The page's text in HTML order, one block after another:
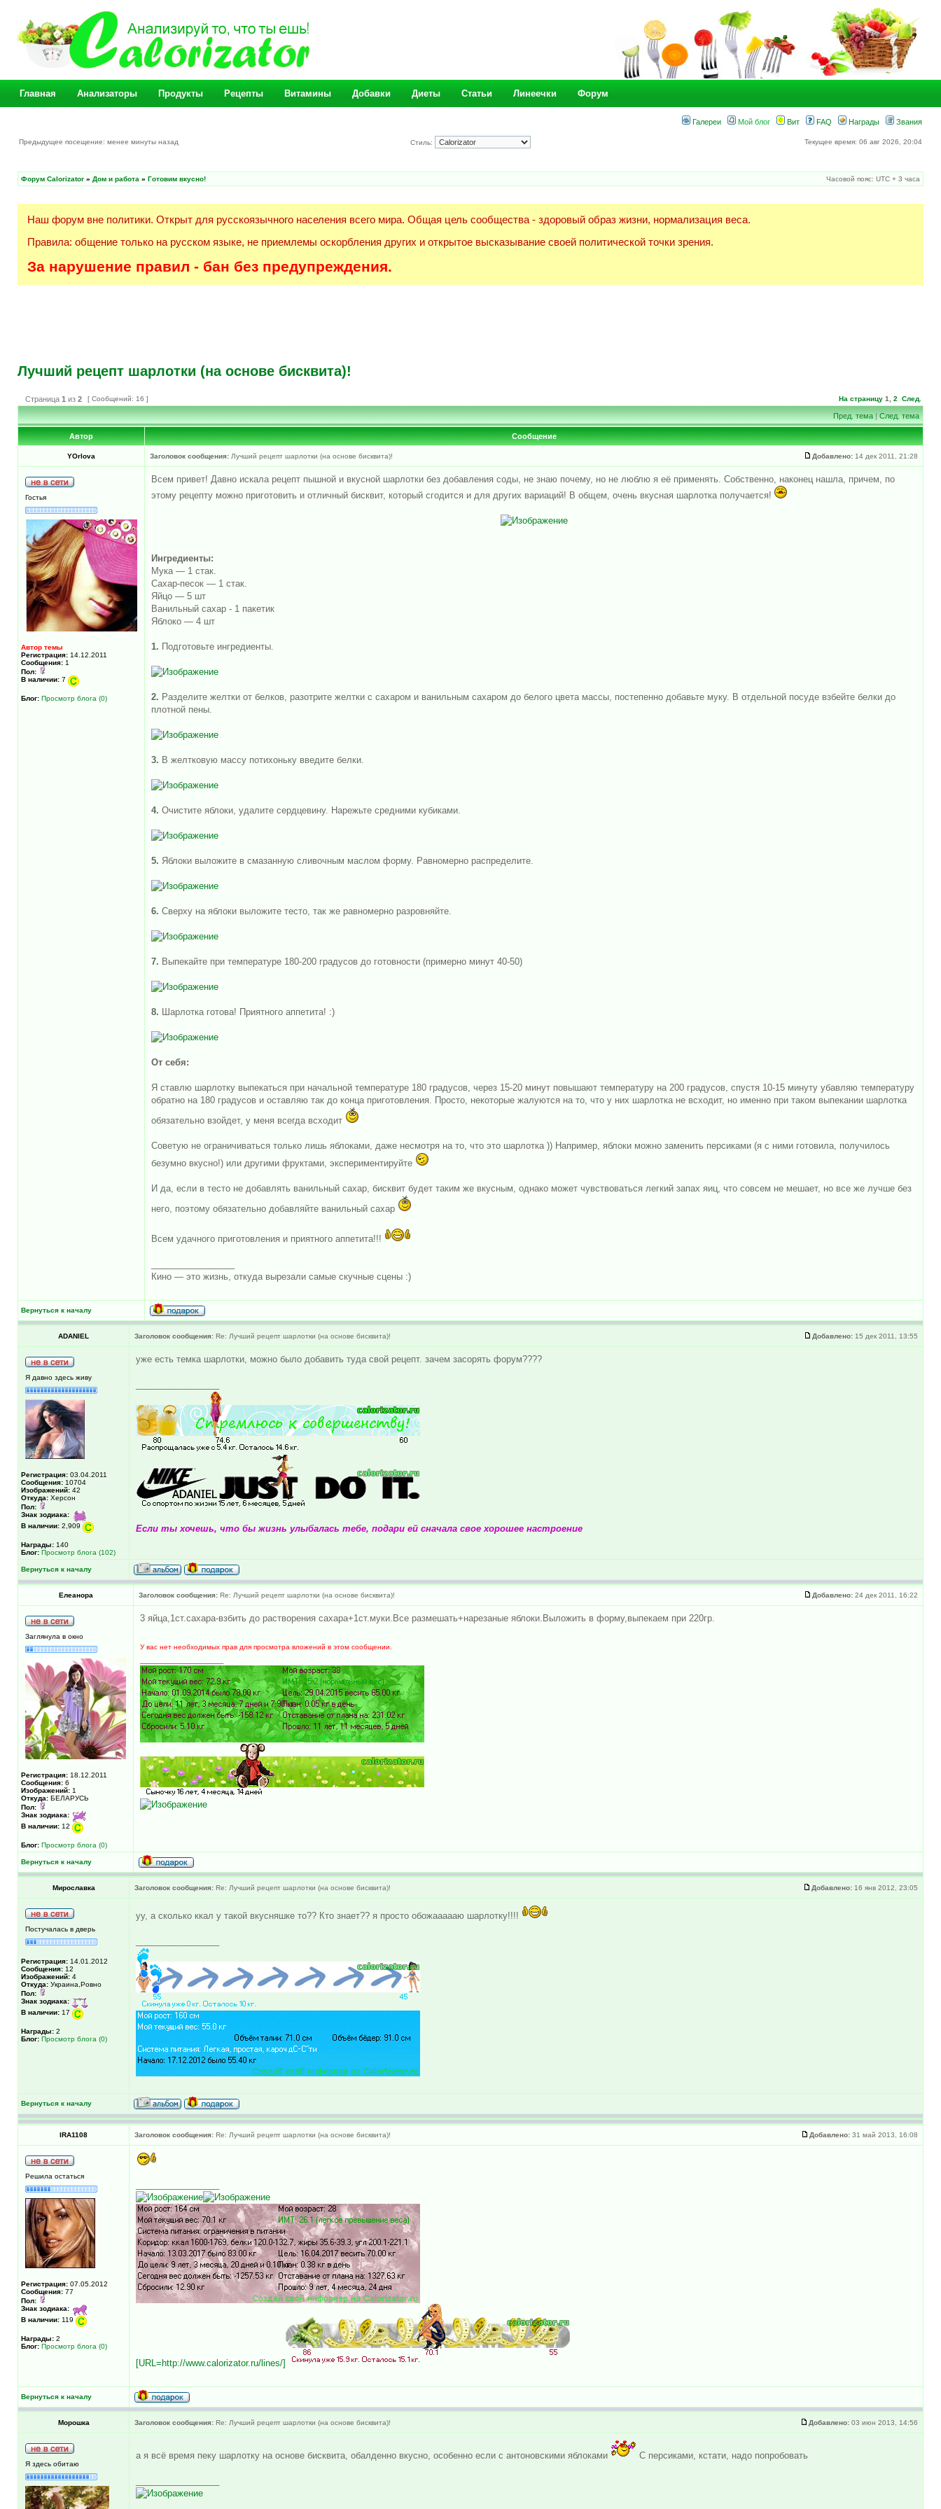
Главная Анализаторы Продукты Рецепты Витамины Добавки Диеты Статьи Линеечки Форум
Галереи Мой блог Вит FAQ Награды Звания
Предыдущее посещение: менее минуты назад Стиль: Текущее время: 06 авг 2026, 20:04
Форум Calorizator » Дом и работа » Готовим вкусно! Часовой пояс: UTC + 3 часа
Наш форум вне политики. Открыт для русскоязычного населения всего мира. Общая цель сообщества - здоровый образ жизни, нормализация веса.
Правила: общение только на русском языке, не приемлемы оскорбления других и открытое высказывание своей политической точки зрения.
За нарушение правил - бан без предупреждения.
Лучший рецепт шарлотки (на основе бисквита)!
Страница 1 из 2 [ Сообщений: 16 ] На страницу 1 2 След.
Пред. тема|След. тема
Автор Сообщение
YOrlova Заголовок сообщения: Лучший рецепт шарлотки (на основе бисквита)! Добавлено: 14 дек 2011, 21:28
Гостья
Автор темы
Регистрация: 14.12.2011
Сообщения: 1
Пол:
В наличии: 7
Блог: Просмотр блога (0)
Всем привет! Давно искала рецепт пышной и вкусной шарлотки без добавления соды, не знаю почему, но не люблю я её применять. Собственно, наконец нашла, причем, по
этому рецепту можно приготовить и отличный бисквит, который сгодится и для других вариаций! В общем, очень вкусная шарлотка получается!
Ингредиенты:
Мука — 1 стак.
Сахар-песок — 1 стак.
Яйцо — 5 шт
Ванильный сахар - 1 пакетик
Яблоко — 4 шт
1. Подготовьте ингредиенты.
2. Разделите желтки от белков, разотрите желтки с сахаром и ванильным сахаром до белого цвета массы, постепенно добавьте муку. В отдельной посуде взбейте белки до
плотной пены.
3. В желтковую массу потихоньку введите белки.
4. Очистите яблоки, удалите сердцевину. Нарежьте средними кубиками.
5. Яблоки выложите в смазанную сливочным маслом форму. Равномерно распределите.
6. Сверху на яблоки выложите тесто, так же равномерно разровняйте.
7. Выпекайте при температуре 180-200 градусов до готовности (примерно минут 40-50)
8. Шарлотка готова! Приятного аппетита! :)
От себя:
Я ставлю шарлотку выпекаться при начальной температуре 180 градусов, через 15-20 минут повышают температуру на 200 градусов, спустя 10-15 минуту убавляю температуру
обратно на 180 градусов и оставляю так до конца приготовления. Просто, некоторые жалуются на то, что у них шарлотка не всходит, но именно при таком выпекании шарлотка
обязательно взойдет, у меня всегда всходит
Советую не ограничиваться только лишь яблоками, даже несмотря на то, что это шарлотка )) Например, яблоки можно заменить персиками (я с ними готовила, получилось
безумно вкусно!) или другими фруктами, экспериментируйте
И да, если в тесто не добавлять ванильный сахар, бисквит будет таким же вкусным, однако может чувствоваться легкий запах яиц, что совсем не мешает, но все же лучше без
него, поэтому обязательно добавляйте ванильный сахар
Всем удачного приготовления и приятного аппетита!!!
Кино — это жизнь, откуда вырезали самые скучные сцены :)
Вернуться к началу
ADANIEL Заголовок сообщения: Re: Лучший рецепт шарлотки (на основе бисквита)! Добавлено: 15 дек 2011, 13:55
Я давно здесь живу
Регистрация: 03.04.2011
Сообщения: 10704
Изображений: 42
Откуда: Херсон
Пол:
Знак зодиака:
В наличии: 2,909
Награды: 140
Блог: Просмотр блога (102)
уже есть темка шарлотки, можно было добавить туда свой рецепт. зачем засорять форум????
Если ты хочешь, что бы жизнь улыбалась тебе, подари ей сначала свое хорошее настроение
Вернуться к началу
Елеанора Заголовок сообщения: Re: Лучший рецепт шарлотки (на основе бисквита)! Добавлено: 24 дек 2011, 16:22
Заглянула в окно
Регистрация: 18.12.2011
Сообщения: 6
Изображений: 1
Откуда: БЕЛАРУСЬ
Пол:
Знак зодиака:
В наличии: 12
Блог: Просмотр блога (0)
3 яйца,1ст.сахара-взбить до растворения сахара+1ст.муки.Все размешать+нарезаные яблоки.Выложить в форму,выпекаем при 220гр.
У вас нет необходимых прав для просмотра вложений в этом сообщении.
Вернуться к началу
Мирославка Заголовок сообщения: Re: Лучший рецепт шарлотки (на основе бисквита)! Добавлено: 16 янв 2012, 23:05
Постучалась в дверь
Регистрация: 14.01.2012
Сообщения: 12
Изображений: 4
Откуда: Украина,Ровно
Пол:
Знак зодиака:
В наличии: 17
Награды: 2
Блог: Просмотр блога (0)
уу, а сколько ккал у такой вкусняшке то?? Кто знает?? я просто обожаааааю шарлотку!!!!
Вернуться к началу
IRA1108 Заголовок сообщения: Re: Лучший рецепт шарлотки (на основе бисквита)! Добавлено: 31 май 2013, 16:08
Решила остаться
Регистрация: 07.05.2012
Сообщения: 77
Пол:
Знак зодиака:
В наличии: 119
Награды: 2
Блог: Просмотр блога (0)
[URL=http://www.calorizator.ru/lines/]
Вернуться к началу
Морошка Заголовок сообщения: Re: Лучший рецепт шарлотки (на основе бисквита)! Добавлено: 03 июн 2013, 14:56
Я здесь обитаю
а я всё время пеку шарлотку на основе бисквита, обалденно вкусно, особенно если с антоновскими яблоками С персиками, кстати, надо попробовать